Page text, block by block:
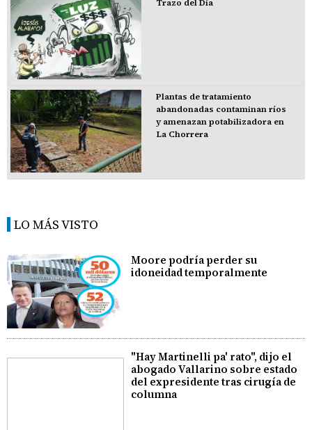
Trazo del Día
Plantas de tratamiento
abandonadas contaminan ríos
y amenazan potabilizadora en
La Chorrera
LO MÁS VISTO
Moore podría perder su
idoneidad temporalmente
"Hay Martinelli pa' rato", dijo el
abogado Vallarino sobre estado
del expresidente tras cirugía de
columna